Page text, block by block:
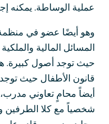
عملية الوساطة. يمكنه
المسائل المالية
حيث توجد أصول كبيرة.
قانون الأطفال حيث توجد
أيضاً محامٍ تعاوني
شخصياً مع كلا الطرفين